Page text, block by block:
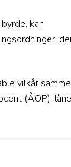
kan
vilkår
(ÅOP),